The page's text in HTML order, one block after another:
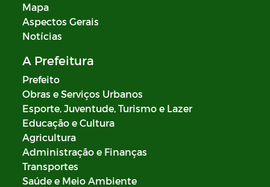
Mapa
Aspectos Gerais
Notícias
A Prefeitura
Prefeito
Obras e Serviços Urbanos
Esporte, Juventude, Turismo e Lazer
Educação e Cultura
Agricultura
Administração e Finanças
Transportes
Saúde e Meio Ambiente